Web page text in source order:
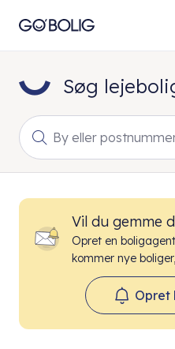
Søg
By eller
Vil du gemme
Opret en
kommer nye
Opret